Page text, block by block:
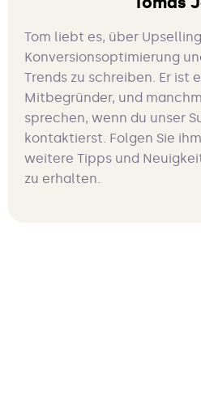
Tom liebt es, über
Konversionsoptimierung
Trends zu schreiben. Er ist
Mitbegründer, und
sprechen, wenn du unser
kontaktierst. Folgen Sie
weitere Tipps und
zu erhalten.